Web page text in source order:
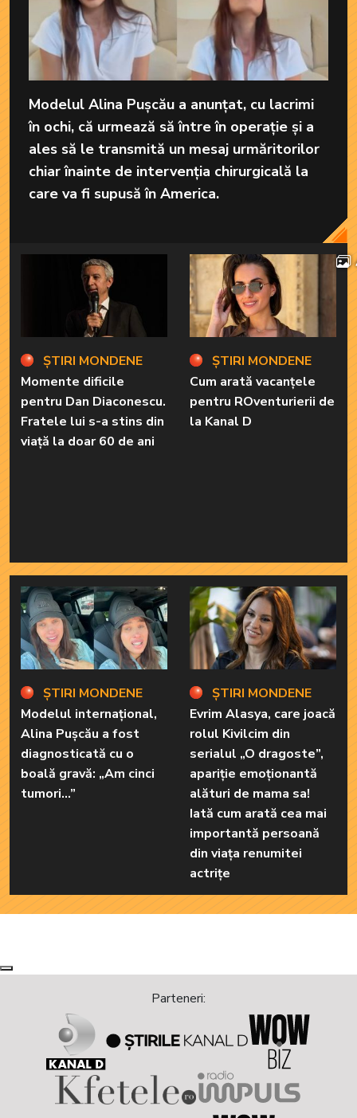
Modelul Alina Pușcău a anunțat, cu lacrimi
în ochi, că urmează să între în operație și a
ales să le transmită un mesaj urmăritorilor
chiar înainte de intervenția chirurgicală la
care va fi supusă în America.
ȘTIRI MONDENE
Momente dificile
pentru Dan Diaconescu.
Fratele lui s-a stins din
viață la doar 60 de ani
ȘTIRI MONDENE
Modelul internațional,
Alina Pușcău a fost
diagnosticată cu o
boală gravă: „Am cinci
tumori...”
ȘTIRI MONDENE
Cum arată vacanțele
pentru ROventurierii de
la Kanal D
ȘTIRI MONDENE
Evrim Alasya, care joacă
rolul Kivilcim din
serialul „O dragoste”,
apariție emoționantă
alături de mama sa!
Iată cum arată cea mai
importantă persoană
din viața renumitei
actrițe
Next
Previous
Parteneri: